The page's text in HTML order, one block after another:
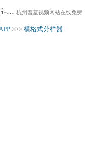
... 杭州羞羞视频网站在线免费
>>> 横格式分样器